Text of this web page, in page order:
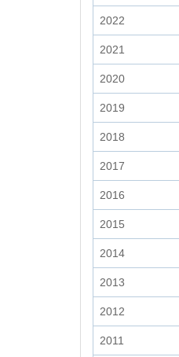
2022
2021
2020
2019
2018
2017
2016
2015
2014
2013
2012
2011